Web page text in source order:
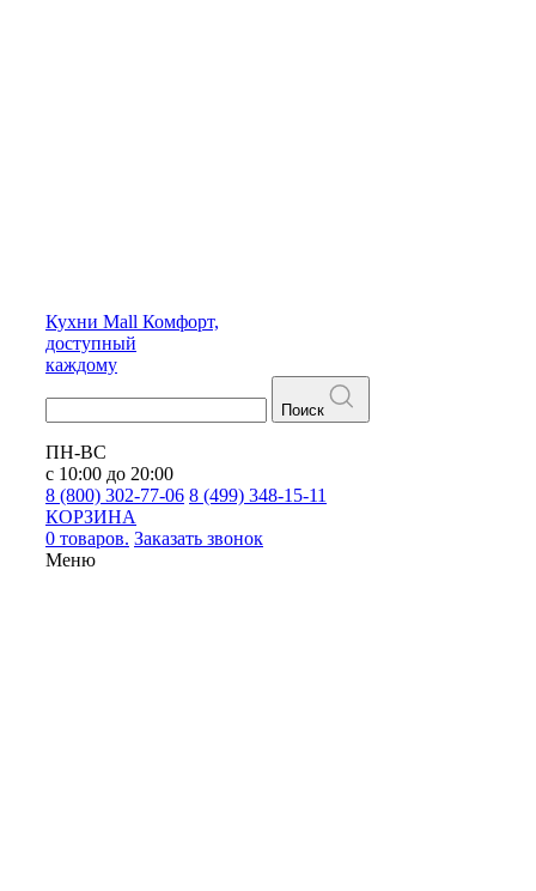
Кухни Mall Комфорт,
доступный
каждому
Поиск
ПН-ВС
с 10:00 до 20:00
8 (800) 302-77-06 8 (499) 348-15-11
КОРЗИНА
0 товаров. Заказать звонок
Меню